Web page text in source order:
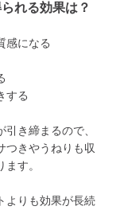
れる効果は？
感になる
する
き締まるので、
つきやうねりも収
す。
よりも効果が長続